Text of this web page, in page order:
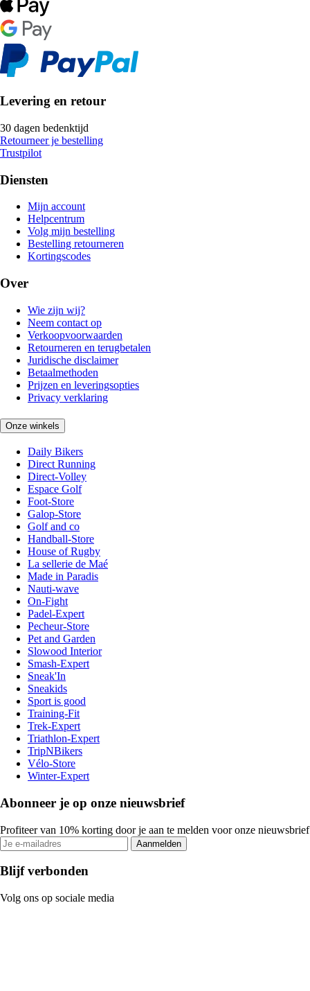
Levering en retour
30 dagen bedenktijd
Retourneer je bestelling
Trustpilot
Diensten
Mijn account
Helpcentrum
Volg mijn bestelling
Bestelling retourneren
Kortingscodes
Over
Wie zijn wij?
Neem contact op
Verkoopvoorwaarden
Retourneren en terugbetalen
Juridische disclaimer
Betaalmethoden
Prijzen en leveringsopties
Privacy verklaring
Onze winkels
Daily Bikers
Direct Running
Direct-Volley
Espace Golf
Foot-Store
Galop-Store
Golf and co
Handball-Store
House of Rugby
La sellerie de Maé
Made in Paradis
Nauti-wave
On-Fight
Padel-Expert
Pecheur-Store
Pet and Garden
Slowood Interior
Smash-Expert
Sneak'In
Sneakids
Sport is good
Training-Fit
Trek-Expert
Triathlon-Expert
TripNBikers
Vélo-Store
Winter-Expert
Abonneer je op onze nieuwsbrief
Profiteer van 10% korting door je aan te melden voor onze nieuwsbrief
Aanmelden
Blijf verbonden
Volg ons op sociale media